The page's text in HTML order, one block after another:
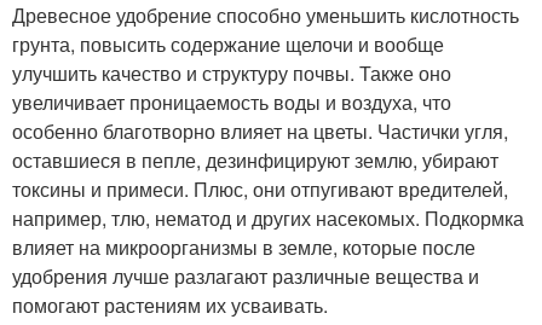
Древесное удобрение способно уменьшить кислотность
грунта, повысить содержание щелочи и вообще
улучшить качество и структуру почвы. Также оно
увеличивает проницаемость воды и воздуха, что
особенно благотворно влияет на цветы. Частички угля,
оставшиеся в пепле, дезинфицируют землю, убирают
токсины и примеси. Плюс, они отпугивают вредителей,
например, тлю, нематод и других насекомых. Подкормка
влияет на микроорганизмы в земле, которые после
удобрения лучше разлагают различные вещества и
помогают растениям их усваивать.